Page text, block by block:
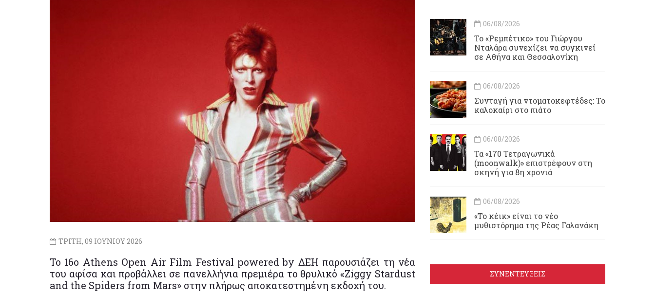
ΤΡΙΤΗ, 09 ΙΟΥΝΙΟΥ 2026
Το 16ο Athens Open Air Film Festival powered by ΔΕΗ παρουσιάζει τη νέα
του αφίσα και προβάλλει σε πανελλήνια πρεμιέρα το θρυλικό «Ziggy Stardust
and the Spiders from Mars» στην πλήρως αποκατεστημένη εκδοχή του.
06/08/2026
Το «Ρεμπέτικο» του Γιώργου
Νταλάρα συνεχίζει να συγκινεί
σε Αθήνα και Θεσσαλονίκη
06/08/2026
Συνταγή για ντοματοκεφτέδες: Το
καλοκαίρι στο πιάτο
06/08/2026
Τα «170 Τετραγωνικά
(moonwalk)» επιστρέφουν στη
σκηνή για 8η χρονιά
06/08/2026
«Το κέικ» είναι το νέο
μυθιστόρημα της Ρέας Γαλανάκη
ΣΥΝΕΝΤΕΥΞΕΙΣ